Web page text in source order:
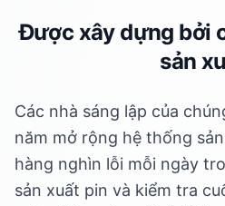
Được xây dựng bởi
sản
Các nhà sáng lập của
năm mở rộng hệ thống
hàng nghìn lỗi mỗi ngày
sản xuất pin và kiểm tra